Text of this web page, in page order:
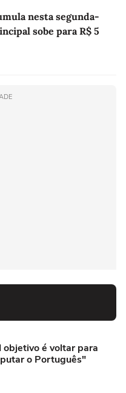
nesta segunda-
sobe para R$ 5
é voltar para
o Português"